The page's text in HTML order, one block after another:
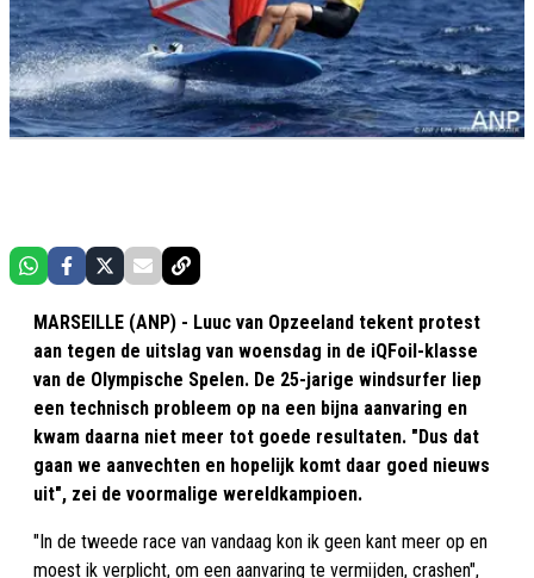
MARSEILLE (ANP) - Luuc van Opzeeland tekent protest
aan tegen de uitslag van woensdag in de iQFoil-klasse
van de Olympische Spelen. De 25-jarige windsurfer liep
een technisch probleem op na een bijna aanvaring en
kwam daarna niet meer tot goede resultaten. "Dus dat
gaan we aanvechten en hopelijk komt daar goed nieuws
uit", zei de voormalige wereldkampioen.
"In de tweede race van vandaag kon ik geen kant meer op en
moest ik verplicht, om een aanvaring te vermijden, crashen",